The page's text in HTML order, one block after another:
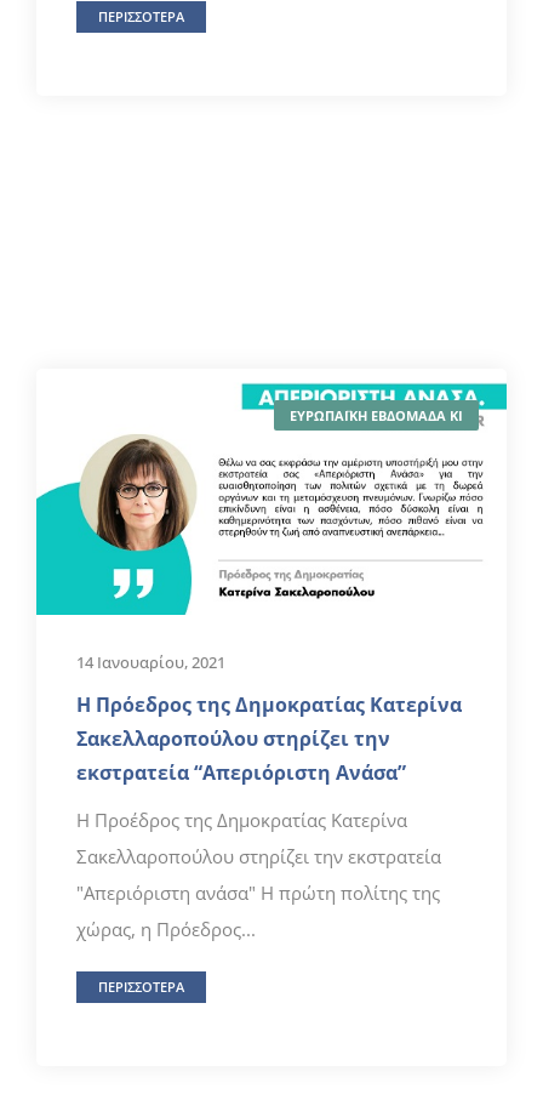
ΠΕΡΙΣΣΟΤΕΡΑ
ΕΥΡΩΠΑΪΚΗ ΕΒΔΟΜΑΔΑ ΚΙ
14 Ιανουαρίου, 2021
Η Πρόεδρος της Δημοκρατίας Κατερίνα
Σακελλαροπούλου στηρίζει την
εκστρατεία “Απεριόριστη Ανάσα”
H Προέδρος της Δημοκρατίας Κατερίνα
Σακελλαροπούλου στηρίζει την εκστρατεία
"Απεριόριστη ανάσα" H πρώτη πολίτης της
χώρας, η Πρόεδρος...
ΠΕΡΙΣΣΟΤΕΡΑ